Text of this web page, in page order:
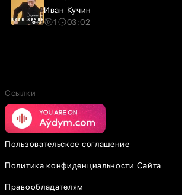
Иван Кучин
1
03:02
Ссылки
Пользовательское соглашение
Политика конфиденциальности Сайта
Правообладателям